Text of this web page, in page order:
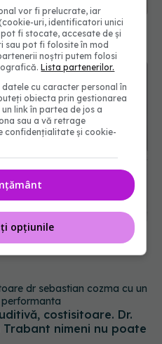
de alarmă
cu tinitus. Iată
alarma” din creier
nimeni nu poate
vor fi prelucrate, iar
uri, identificatori unici
fi stocate, accesate de și
sau pot fi folosite în mod
noștri putem folosi
Lista partenerilor.
cu caracter personal în
obiecta prin gestionarea
link în partea de jos a
sau a vă retrage
confidențialitate și cookie-
opțiunile